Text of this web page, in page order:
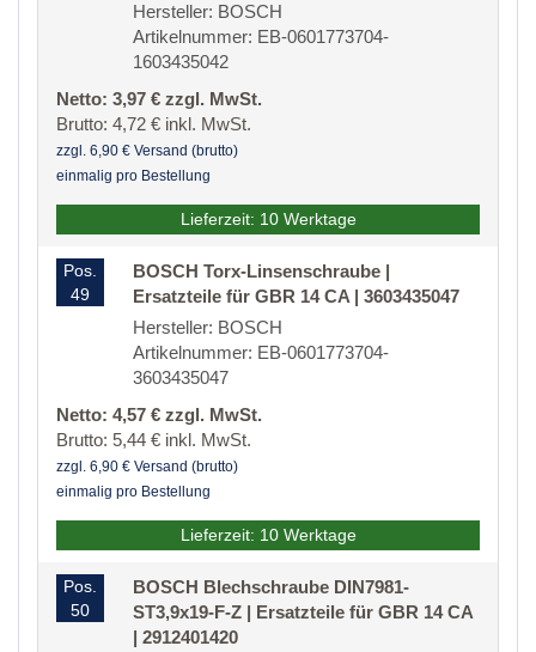
Hersteller: BOSCH
Artikelnummer: EB-0601773704-
1603435042
Netto: 3,97 € zzgl. MwSt.
Brutto: 4,72 € inkl. MwSt.
zzgl. 6,90 € Versand (brutto)
einmalig pro Bestellung
Lieferzeit: 10 Werktage
Pos.
49
BOSCH Torx-Linsenschraube |
Ersatzteile für GBR 14 CA | 3603435047
Hersteller: BOSCH
Artikelnummer: EB-0601773704-
3603435047
Netto: 4,57 € zzgl. MwSt.
Brutto: 5,44 € inkl. MwSt.
zzgl. 6,90 € Versand (brutto)
einmalig pro Bestellung
Lieferzeit: 10 Werktage
Pos.
50
BOSCH Blechschraube DIN7981-
ST3,9x19-F-Z | Ersatzteile für GBR 14 CA
| 2912401420